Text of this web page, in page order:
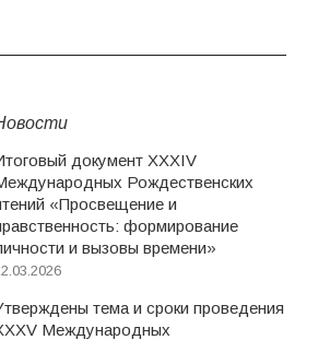
документ XXХIV
Рождественских
«Просвещение и
формирование
и вызовы времени»
тема и сроки проведения
Международных